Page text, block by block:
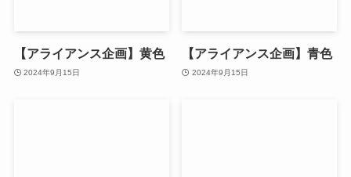
【アライアンス企画】黄色
2024年9月15日
【アライアンス企画】青色
2024年9月15日